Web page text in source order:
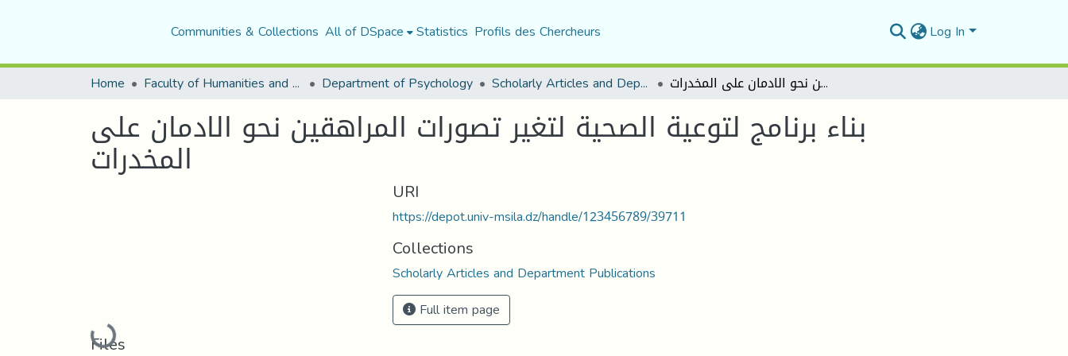
Communities & Collections All of DSpace Statistics Profils des Chercheurs Log In
Home Faculty of Humanities and Social Sciences Department of Psychology Scholarly Articles and Department Publications بناء برنامج لتوعية الصحية لتغير تصورات المراهقين نحو الادمان على المخدرات
بناء برنامج لتوعية الصحية لتغير تصورات المراهقين نحو الادمان على
المخدرات
Loading...
Files
URI
https://depot.univ-msila.dz/handle/123456789/39711
Collections
Scholarly Articles and Department Publications
Full item page